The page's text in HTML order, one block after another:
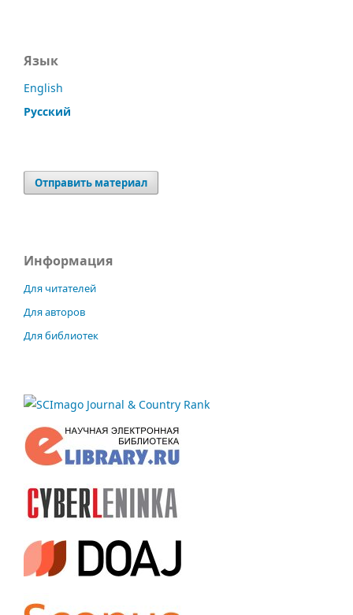
Язык
English
Русский
Отправить материал
Информация
Для читателей
Для авторов
Для библиотек